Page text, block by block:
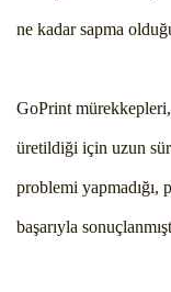
ne kadar sapma
GoPrint
üretildiği için uzun
problemi yapmadığı,
başarıyla